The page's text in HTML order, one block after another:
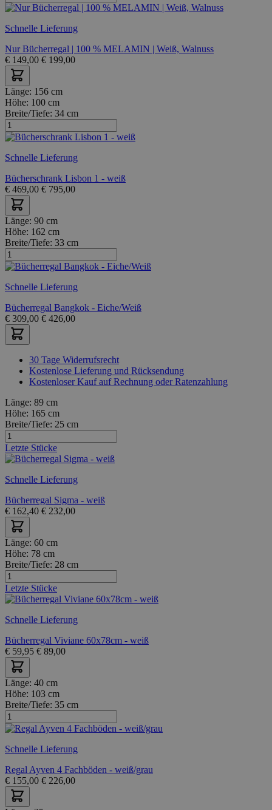
Schnelle Lieferung
Nur Bücherregal | 100 % MELAMIN | Weiß, Walnuss
€ 149,00 € 199,00
Länge: 156 cm
Höhe: 100 cm
Breite/Tiefe: 34 cm
Schnelle Lieferung
Bücherschrank Lisbon 1 - weiß
€ 469,00 € 795,00
Länge: 90 cm
Höhe: 162 cm
Breite/Tiefe: 33 cm
Schnelle Lieferung
Bücherregal Bangkok - Eiche/Weiß
€ 309,00 € 426,00
30 Tage Widerrufsrecht
Kostenlose Lieferung und Rücksendung
Kostenloser Kauf auf Rechnung oder Ratenzahlung
Länge: 89 cm
Höhe: 165 cm
Breite/Tiefe: 25 cm
Letzte Stücke
Schnelle Lieferung
Bücherregal Sigma - weiß
€ 162,40 € 232,00
Länge: 60 cm
Höhe: 78 cm
Breite/Tiefe: 28 cm
Letzte Stücke
Schnelle Lieferung
Bücherregal Viviane 60x78cm - weiß
€ 59,95 € 89,00
Länge: 40 cm
Höhe: 103 cm
Breite/Tiefe: 35 cm
Schnelle Lieferung
Regal Ayven 4 Fachböden - weiß/grau
€ 155,00 € 226,00